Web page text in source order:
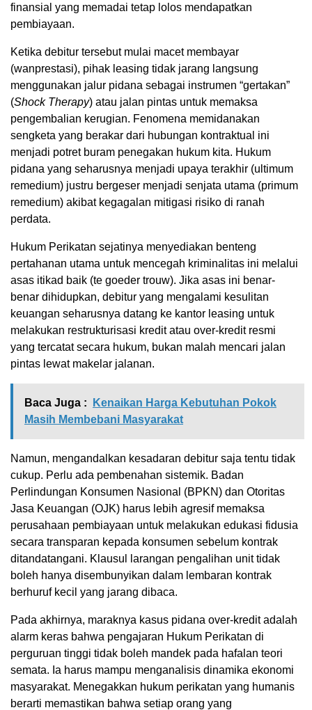
finansial yang memadai tetap lolos mendapatkan
pembiayaan.
Ketika debitur tersebut mulai macet membayar
(wanprestasi), pihak leasing tidak jarang langsung
menggunakan jalur pidana sebagai instrumen “gertakan”
(Shock Therapy) atau jalan pintas untuk memaksa
pengembalian kerugian. Fenomena memidanakan
sengketa yang berakar dari hubungan kontraktual ini
menjadi potret buram penegakan hukum kita. Hukum
pidana yang seharusnya menjadi upaya terakhir (ultimum
remedium) justru bergeser menjadi senjata utama (primum
remedium) akibat kegagalan mitigasi risiko di ranah
perdata.
Hukum Perikatan sejatinya menyediakan benteng
pertahanan utama untuk mencegah kriminalitas ini melalui
asas itikad baik (te goeder trouw). Jika asas ini benar-
benar dihidupkan, debitur yang mengalami kesulitan
keuangan seharusnya datang ke kantor leasing untuk
melakukan restrukturisasi kredit atau over-kredit resmi
yang tercatat secara hukum, bukan malah mencari jalan
pintas lewat makelar jalanan.
Baca Juga :
Kenaikan Harga Kebutuhan Pokok
Masih Membebani Masyarakat
Namun, mengandalkan kesadaran debitur saja tentu tidak
cukup. Perlu ada pembenahan sistemik. Badan
Perlindungan Konsumen Nasional (BPKN) dan Otoritas
Jasa Keuangan (OJK) harus lebih agresif memaksa
perusahaan pembiayaan untuk melakukan edukasi fidusia
secara transparan kepada konsumen sebelum kontrak
ditandatangani. Klausul larangan pengalihan unit tidak
boleh hanya disembunyikan dalam lembaran kontrak
berhuruf kecil yang jarang dibaca.
Pada akhirnya, maraknya kasus pidana over-kredit adalah
alarm keras bahwa pengajaran Hukum Perikatan di
perguruan tinggi tidak boleh mandek pada hafalan teori
semata. Ia harus mampu menganalisis dinamika ekonomi
masyarakat. Menegakkan hukum perikatan yang humanis
berarti memastikan bahwa setiap orang yang